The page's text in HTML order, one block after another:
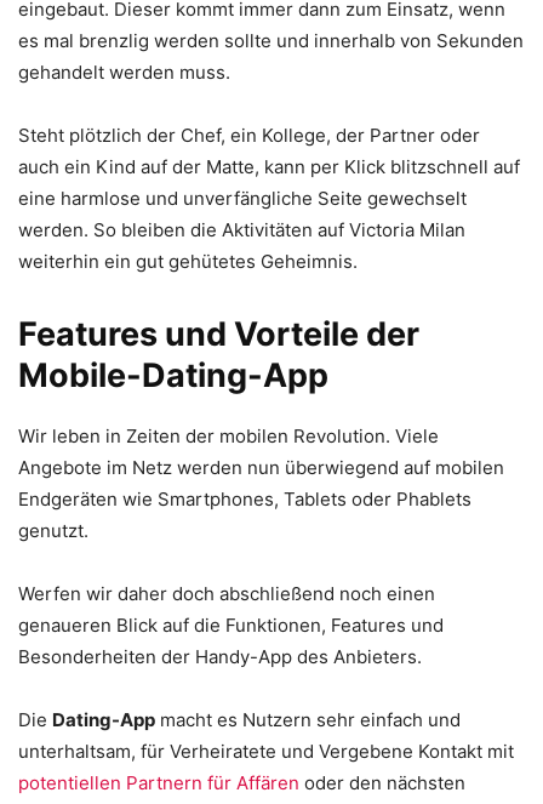
eingebaut. Dieser kommt immer dann zum Einsatz, wenn
es mal brenzlig werden sollte und innerhalb von Sekunden
gehandelt werden muss.
Steht plötzlich der Chef, ein Kollege, der Partner oder
auch ein Kind auf der Matte, kann per Klick blitzschnell auf
eine harmlose und unverfängliche Seite gewechselt
werden. So bleiben die Aktivitäten auf Victoria Milan
weiterhin ein gut gehütetes Geheimnis.
Features und Vorteile der
Mobile-Dating-App
Wir leben in Zeiten der mobilen Revolution. Viele
Angebote im Netz werden nun überwiegend auf mobilen
Endgeräten wie Smartphones, Tablets oder Phablets
genutzt.
Werfen wir daher doch abschließend noch einen
genaueren Blick auf die Funktionen, Features und
Besonderheiten der Handy-App des Anbieters.
Die Dating-App macht es Nutzern sehr einfach und
unterhaltsam, für Verheiratete und Vergebene Kontakt mit
potentiellen Partnern für Affären oder den nächsten